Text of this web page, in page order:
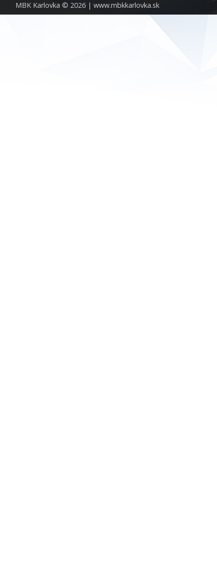
MBK Karlovka © 2026 | www.mbkkarlovka.sk